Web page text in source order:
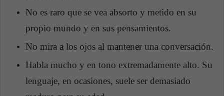
No es raro que se vea absorto y metido en su
propio mundo y en sus pensamientos.
No mira a los ojos al mantener una conversación.
Habla mucho y en tono extremadamente alto. Su
lenguaje, en ocasiones, suele ser demasiado